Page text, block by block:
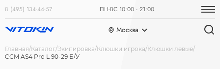
8 (495) 134-44-57 ПН-ВС 10:00 - 21:00
Москва
Главная Каталог Экипировка Клюшки игрока Клюшки левые
CCM AS4 Pro L 90-29 Б/У